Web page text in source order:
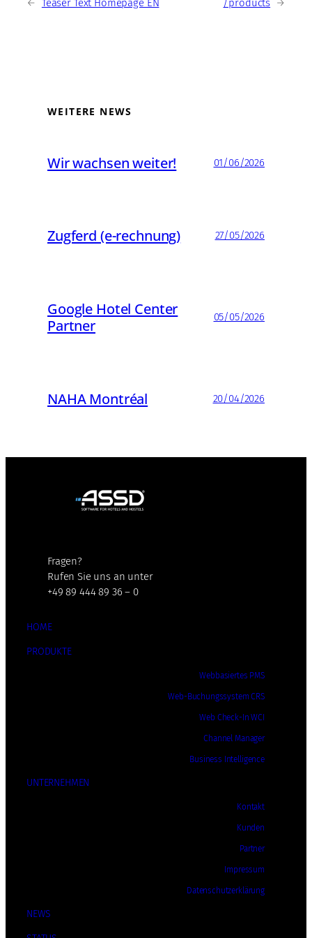
← Teaser Text Homepage EN /products →
WEITERE NEWS
Wir wachsen weiter! 01/06/2026
Zugferd (e-rechnung) 27/05/2026
Google Hotel Center
Partner
05/05/2026
NAHA Montréal 20/04/2026
Fragen?
Rufen Sie uns an unter
+49 89 444 89 36 – 0
HOME
PRODUKTE
Webbasiertes PMS
Web-Buchungssystem CRS
Web Check-In WCI
Channel Manager
Business Intelligence
UNTERNEHMEN
Kontakt
Kunden
Partner
Impressum
Datenschutzerklärung
NEWS